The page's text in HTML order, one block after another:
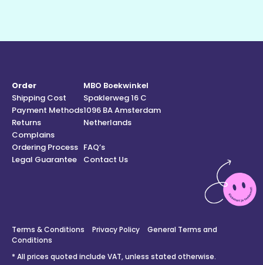
Order
Shipping Cost
Payment Methods
Returns
Complains
Ordering Process
Legal Guarantee
MBO Boekwinkel
Spaklerweg 16 C
1096 BA Amsterdam
Netherlands
FAQ’s
Contact Us
Terms & Conditions Privacy Policy
General Terms and
Conditions
* All prices quoted include VAT, unless stated otherwise.